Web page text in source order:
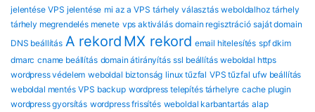
jelentése VPS jelentése mi az a VPS tárhely választás weboldalhoz tárhely
tárhely megrendelés menete vps aktiválás domain regisztráció saját domain
DNS beállítás A rekord MX rekord email hitelesítés spf dkim
dmarc cname beállítás domain átirányítás ssl beállítás weboldal https
wordpress védelem weboldal biztonság linux tűzfal VPS tűzfal ufw beállítás
weboldal mentés VPS backup wordpress telepítés tárhelyre cache plugin
wordpress gyorsítás wordpress frissítés weboldal karbantartás alap